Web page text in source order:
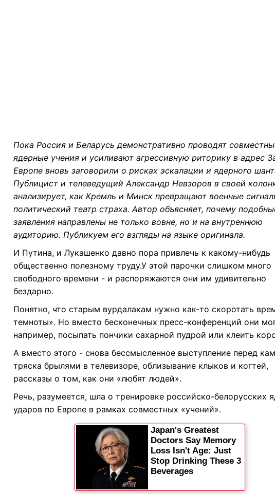
Пока Россия и Беларусь демонстративно проводят
ядерные учения и усиливают агрессивную риторику в адрес
Европе вновь заговорили о рисках эскалации и ядерного
Публицист и телеведущий Александр Невзоров в своей
анализирует, как Кремль и Минск превращают военные
политический театр страха. Автор объясняет, почему
заявления направлены не только вовне, но и на внутреннюю
аудиторию. Публикуем его взгляды на языке оригинала.
И Путина, и Лукашенко давно пора привлечь к какому-нибудь
общественно полезному труду.У этой парочки слишком много
свободного времени - и распоряжаются они им удивительно
бездарно.
Понятно, что старым вурдалакам нужно как-то скоротать
темноты». Но вместо бесконечных пресс-конференций они
например, посыпать пончики сахарной пудрой или клеить
А вместо этого - снова бессмысленное выступление перед
тряска брылями в телевизоре, облизывание клыков и когтей,
рассказы о том, как они «любят людей».
Речь, разумеется, шла о тренировке российско-белорусских
ударов по Европе в рамках совместных «учений».